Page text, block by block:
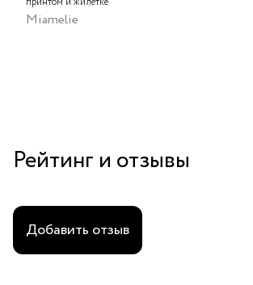
Miamelie
Рейтинг и отзывы
Добавить отзыв